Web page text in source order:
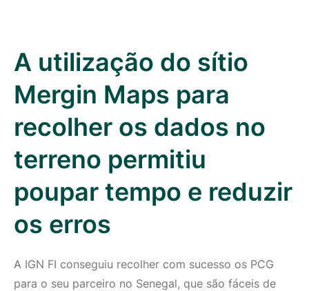
A utilização do sítio
Mergin Maps para
recolher os dados no
terreno permitiu
poupar tempo e reduzir
os erros
A IGN FI conseguiu recolher com sucesso os PCG
para o seu parceiro no Senegal, que são fáceis de